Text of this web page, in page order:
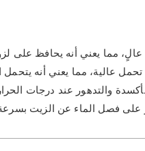
عالية، مما يعني أنه يتحمل
والتدهور عند درجات